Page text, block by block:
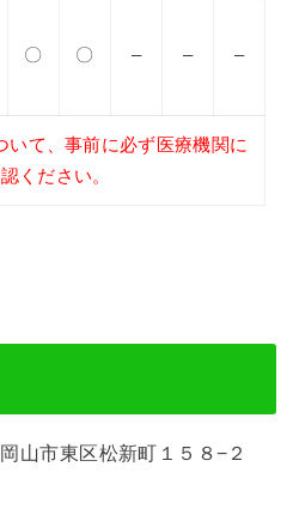
〇 〇 – – –
いて、事前に必ず医療機関に
ください。
山市東区松新町１５８−２